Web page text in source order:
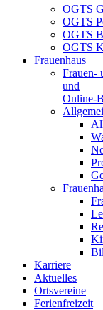
OGTS
OGTS
OGTS
OGTS
Frauenhaus
Frauen-
und
Online-
Karriere
Aktuelles
Ortsvereine
Ferienfreizeit